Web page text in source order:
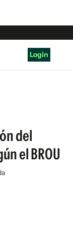
Login
del
el BROU